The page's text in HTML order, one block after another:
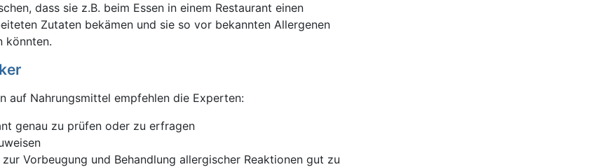
dass sie z.B. beim Essen in einem Restaurant einen
Zutaten bekämen und sie so vor bekannten Allergenen
könnten.
auf Nahrungsmittel empfehlen die Experten:
genau zu prüfen oder zu erfragen
Vorbeugung und Behandlung allergischer Reaktionen gut zu